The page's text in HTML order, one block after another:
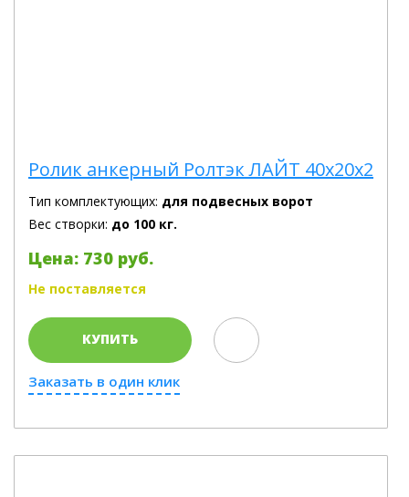
Ролик анкерный Ролтэк ЛАЙТ 40х20х2
Тип комплектующих: для подвесных ворот
Вес створки: до 100 кг.
Цена: 730 руб.
Не поставляется
КУПИТЬ
Заказать в один клик